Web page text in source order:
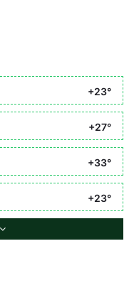
+23°
+27°
+33°
+23°